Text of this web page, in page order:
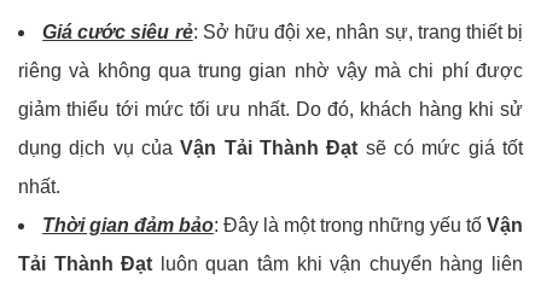
Giá cước siêu rẻ: Sở hữu đội xe, nhân sự, trang thiết bị
riêng và không qua trung gian nhờ vậy mà chi phí được
giảm thiểu tới mức tối ưu nhất. Do đó, khách hàng khi sử
dụng dịch vụ củaVận Tải Thành Đạt sẽ có mức giá tốt
nhất.
Thời gian đảm bảo: Đây là một trong những yếu tố Vận
Tải Thành Đạt luôn quan tâm khi vận chuyển hàng liên